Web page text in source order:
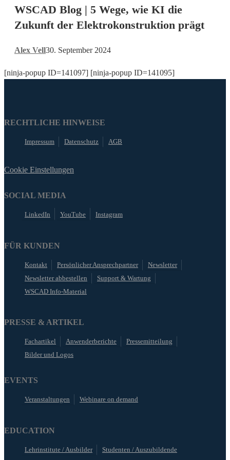
Wege,
Zukunft
WSCAD Blog | 5 Wege, wie KI die
Zukunft der Elektrokonstruktion prägt
Alex Vell30. September 2024
[ninja-popup ID=141097] [ninja-popup ID=141095]
RECHTLICHE HINWEISE
Impressum Datenschutz AGB
Cookie Einstellungen
SOCIAL MEDIA
LinkedIn YouTube Instagram
FÜR KUNDEN
Kontakt Persönlicher Ansprechpartner
Newsletter
Newsletter abbestellen
Support & Wartung
WSCAD Info-Material
PRESSE & ARTIKEL
Fachartikel Anwenderberichte
Pressemitteilung
Bilder und Logos
EVENTS
Veranstaltungen Webinare on demand
EDUCATION
Lehrinstitute / Ausbilder Studenten / Auszubildende